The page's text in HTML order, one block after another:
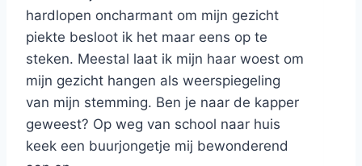
hardlopen oncharmant om mijn gezicht
piekte besloot ik het maar eens op te
steken. Meestal laat ik mijn haar woest om
mijn gezicht hangen als weerspiegeling
van mijn stemming. Ben je naar de kapper
geweest? Op weg van school naar huis
keek een buurjongetje mij bewonderend